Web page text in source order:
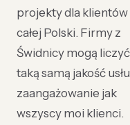
projekty dla klientów
całej Polski. Firmy z
Świdnicy mogą
taką samą jakość
zaangażowanie jak
wszyscy moi klienci.